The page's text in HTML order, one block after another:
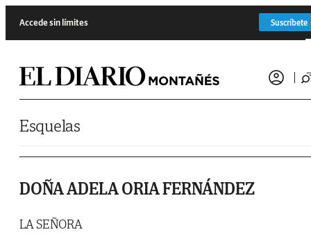
Accede sin límites Suscríbete
Esquelas
DOÑA ADELA ORIA FERNÁNDEZ
LA SEÑORA